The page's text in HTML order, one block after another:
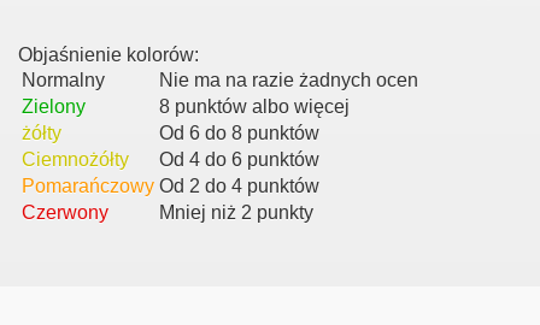
Objaśnienie kolorów:
Normalny
Nie ma na razie żadnych ocen
Zielony
8 punktów albo więcej
żółty
Od 6 do 8 punktów
Ciemnożółty
Od 4 do 6 punktów
Pomarańczowy Od 2 do 4 punktów
Czerwony
Mniej niż 2 punkty